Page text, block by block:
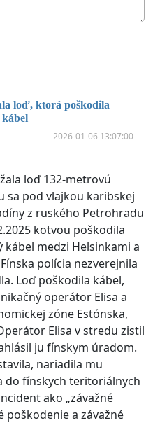
loď, ktorá poškodila
2026-01-06 13:07:00
loď 132-metrovú
sa pod vlajkou karibskej
z ruského Petrohradu
kotvou poškodila
medzi Helsinkami a
polícia nezverejnila
Loď poškodila kábel,
operátor Elisa a
zóne Estónska,
Elisa v stredu zistil
ju fínskym úradom.
nariadila mu
do fínskych teritoriálnych
ako „závažné
poškodenie a závažné